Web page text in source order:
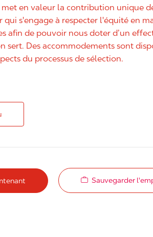
en valeur la contribution unique
s'engage à respecter l'équité en
afin de pouvoir nous doter d’un
sert. Des accommodements sont
du processus de sélection.
Sauvegarder